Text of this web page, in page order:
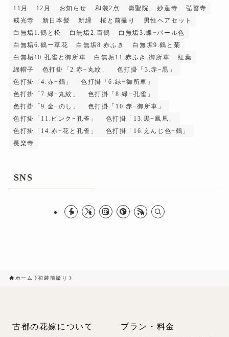
11月
12月 お知らせ 和装2点 壽聖院 妙蓮寺
弘誓寺
戒光寺
新日本髪 新緑 桜と前撮り
男性ヘアセット
白無垢1.鶴と松
白無垢2.百鶴
白無垢3.蝶−パール色
白無垢6.鶴ー草花
白無垢8.赤ふき
白無垢9.鶴と菊
白無垢10.孔雀と御所車
白無垢11.赤ふき-御所車
紅葉
綿帽子
色打掛「2.赤−丸紋」
色打掛「3.赤−黒」
色打掛「4.赤−鶴」
色打掛「6.緑−御所車」
色打掛「7.緑−丸紋」
色打掛「8.緑−孔雀」
色打掛「9.金−のし」
色打掛「10.赤−御所車」
色打掛「11.ピンク−孔雀」
色打掛「13.黒−鳳凰」
色打掛「14.赤−花と孔雀」
色打掛「16.えんじ色−鶴」
長楽寺
SNS
ホーム 和装前撮り
古都の花嫁について プラン・料金